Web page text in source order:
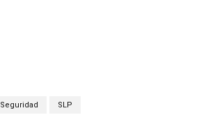
Seguridad SLP